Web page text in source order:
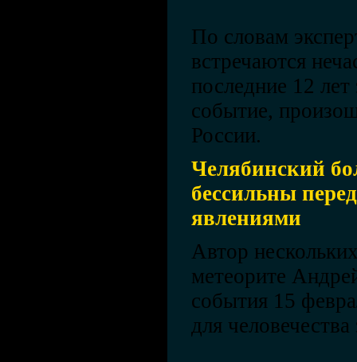
По словам
встречаются
последние 12
событие,
России.
Челябинский
бессильны
явлениями
Автор
метеорите
события 15
для человечества